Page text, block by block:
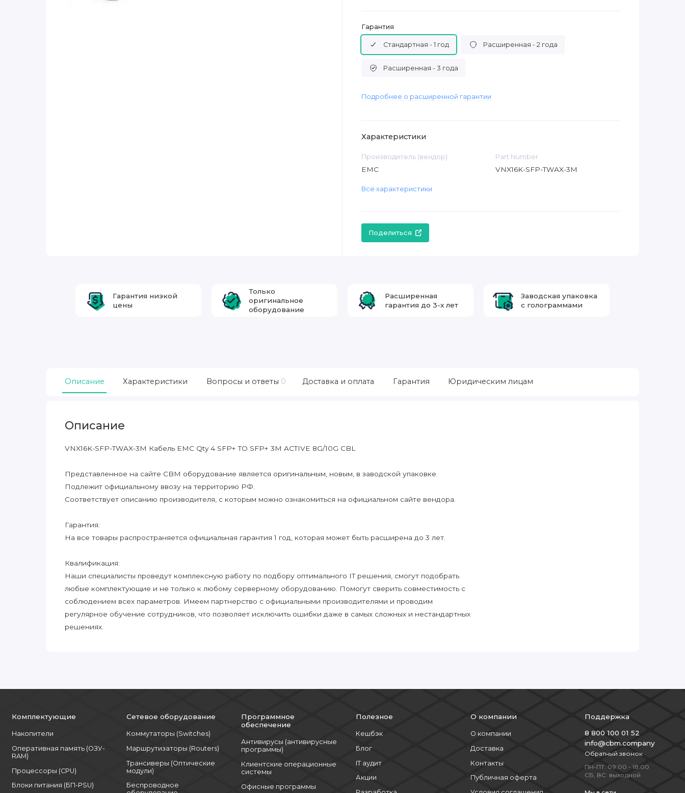
Гарантия
Стандартная - 1 год Расширенная - 2 года
Расширенная - 3 года
Подробнее о расширенной гарантии
Характеристики
Производитель (вендор)
EMC
Part Number
VNX16K-SFP-TWAX-3M
Все характеристики
Поделиться
Гарантия низкой
цены
Только
оригинальное
оборудование
Расширенная
гарантия до 3-х лет
Заводская упаковка
с голограммами
Описание Характеристики Вопросы и ответы 0 Доставка и оплата Гарантия Юридическим лицам
Описание
VNX16K-SFP-TWAX-3M Кабель EMC Qty 4 SFP+ TO SFP+ 3M ACTIVE 8G/10G CBL
Представленное на сайте CBM оборудование является оригинальным, новым, в заводской упаковке.
Подлежит официальному ввозу на территорию РФ.
Соответствует описанию производителя, с которым можно ознакомиться на официальном сайте вендора.
Гарантия:
На все товары распространяется официальная гарантия 1 год, которая может быть расширена до 3 лет.
Квалификация:
Наши специалисты проведут комплексную работу по подбору оптимального IT решения, смогут подобрать
любые комплектующие и не только к любому серверному оборудованию. Помогут сверить совместимость с
соблюдением всех параметров. Имеем партнерство с официальными производителями и проводим
регулярное обучение сотрудников, что позволяет исключить ошибки даже в самых сложных и нестандартных
решениях.
Комплектующие
Накопители
Оперативная память (ОЗУ-
RAM)
Процессоры (CPU)
Блоки питания (БП-PSU)
Сетевое оборудование
Коммутаторы (Switches)
Маршрутизаторы (Routers)
Трансиверы (Оптические
модули)
Беспроводное
Программное
обеспечение
Антивирусы (антивирусные
программы)
Клиентские операционные
системы
Офисные программы
Полезное
Кешбэк
Блог
IT аудит
Акции
О компании
О компании
Доставка
Контакты
Публичная оферта
Поддержка
8 800 100 01 52
info@cbm.company
Обратный звонок
ПН-ПТ: 09:00 - 18:00
СБ, ВС: выходной